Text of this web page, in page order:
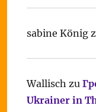
sabine König
Wallisch zu
Ukrainer in